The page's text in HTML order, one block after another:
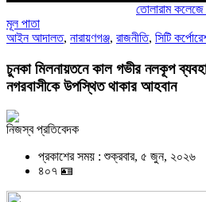
তোলারাম কলেজে
মূল পাতা
আইন আদালত, নারায়ণগঞ্জ, রাজনীতি, সিটি
চুনকা মিলনায়তনে কাল গভীর নলকূপ
নগরবাসীকে উপস্থিত থাকার আহবান
নিজস্ব প্রতিবেদক
প্রকাশের সময় : শুক্রবার, ৫ জুন, ২০২৬
৪০৭ 🪪